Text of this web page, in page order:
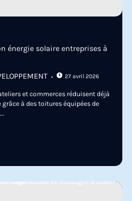
énergie solaire entreprises à
27 avril 2026
et commerces réduisent déjà
à des toitures équipées de